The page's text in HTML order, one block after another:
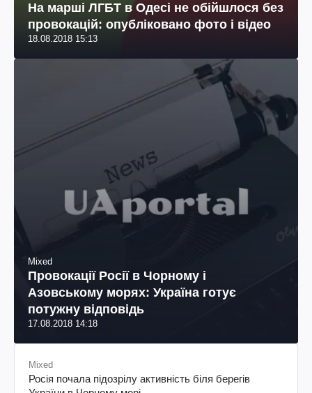
На марші ЛГБТ в Одесі не обійшлося без
провокацій: опубліковано фото і відео
18.08.2018 15:13
Mixed
Провокації Росії в Чорному і
Азовському морях: Україна готує
потужну відповідь
17.08.2018 14:18
Mixed
Росія почала підозрілу активність біля берегів